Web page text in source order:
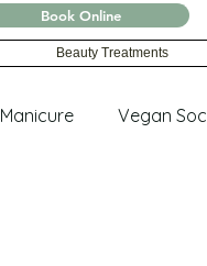
Book Online
Beauty Treatments
Manicure Vegan